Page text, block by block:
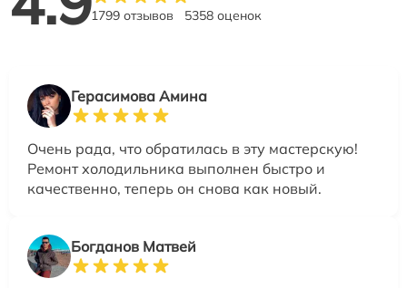
1799 отзывов 5358 оценок
Герасимова Амина
Очень рада, что обратилась в эту мастерскую!
Ремонт холодильника выполнен быстро и
качественно, теперь он снова как новый.
Богданов Матвей